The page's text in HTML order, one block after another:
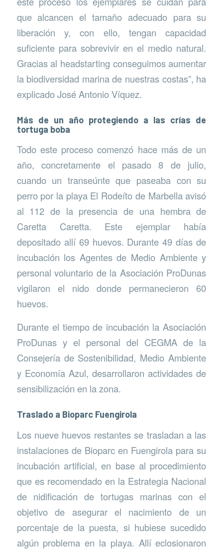
que alcancen el tamaño adecuado para su
liberación y, con ello, tengan capacidad
suficiente para sobrevivir en el medio natural.
Gracias al headstarting conseguimos aumentar
la biodiversidad marina de nuestras costas”, ha
explicado José Antonio Víquez.
Más de un año protegiendo a las crías de
tortuga boba
Todo este proceso comenzó hace más de un
año, concretamente el pasado 8 de julio,
cuando un transeúnte que paseaba con su
perro por la playa El Rodeíto de Marbella avisó
al 112 de la presencia de una hembra de
Caretta Caretta. Este ejemplar había
depositado allí 69 huevos. Durante 49 días de
incubación los Agentes de Medio Ambiente y
personal voluntario de la Asociación ProDunas
vigilaron el nido donde permanecieron 60
huevos.
Durante el tiempo de incubación la Asociación
ProDunas y el personal del CEGMA de la
Consejería de Sostenibilidad, Medio Ambiente
y Economía Azul, desarrollaron actividades de
sensibilización en la zona.
Traslado a Bioparc Fuengirola
Los nueve huevos restantes se trasladan a las
instalaciones de Bioparc en Fuengirola para su
incubación artificial, en base al procedimiento
que es recomendado en la Estrategia Nacional
de nidificación de tortugas marinas con el
objetivo de asegurar el nacimiento de un
porcentaje de la puesta, si hubiese sucedido
algún problema en la playa. Allí eclosionaron